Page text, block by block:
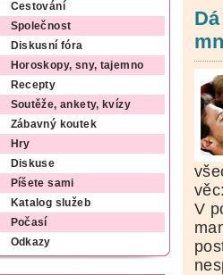
Cestování
Společnost
Diskusní fóra
Horoskopy, sny, tajemno
Recepty
Soutěže, ankety, kvízy
Zábavný koutek
Hry
Diskuse
Píšete sami
Katalog služeb
Počasí
Odkazy
V